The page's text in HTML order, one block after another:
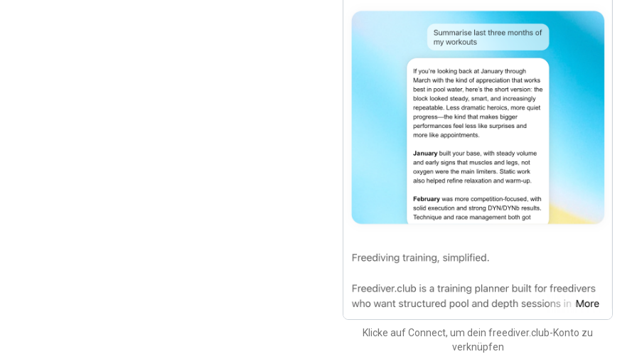
Klicke auf Connect, um dein freediver.club-Konto zu
verknüpfen